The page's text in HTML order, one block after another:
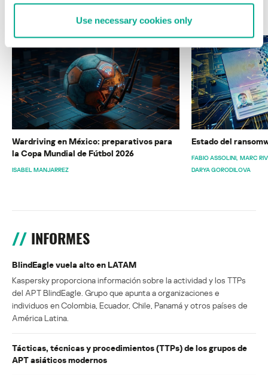
Use necessary cookies only
ÚLTIMAS PUBLICACIONES
Wardriving en México: preparativos para
la Copa Mundial de Fútbol 2026
ISABEL MANJARREZ
Estado del
FABIO ASSOLINI MARC
DARYA GORODILOVA
INFORMES
BlindEagle vuela alto en LATAM
Kaspersky proporciona información sobre la actividad y los TTPs
del APT BlindEagle. Grupo que apunta a organizaciones e
individuos en Colombia, Ecuador, Chile, Panamá y otros países de
América Latina.
Tácticas, técnicas y procedimientos (TTPs) de los grupos de
APT asiáticos modernos